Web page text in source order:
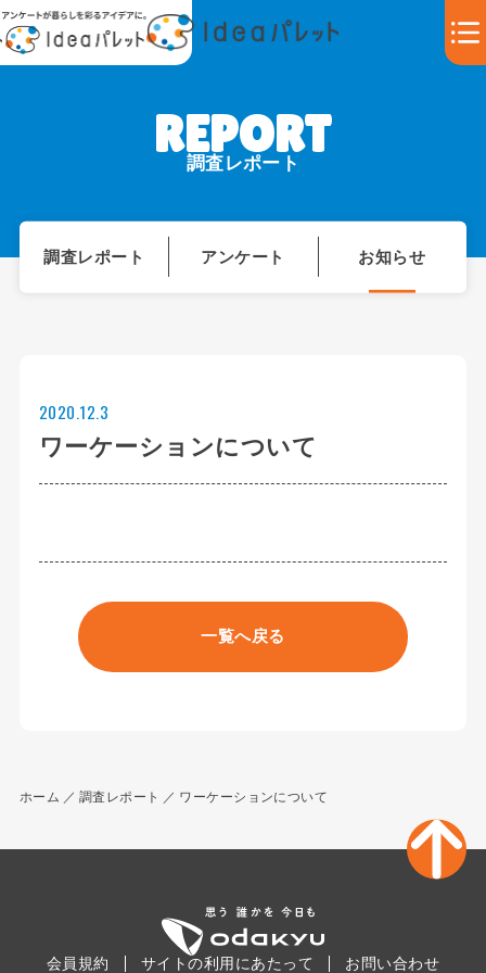
調査レポート
調査レポート アンケート お知らせ
ワーケーションについて
2020.12.3
一覧へ戻る
ホーム 調査レポート ワーケーションについて
会員規約 サイトの利用にあたって お問い合わせ